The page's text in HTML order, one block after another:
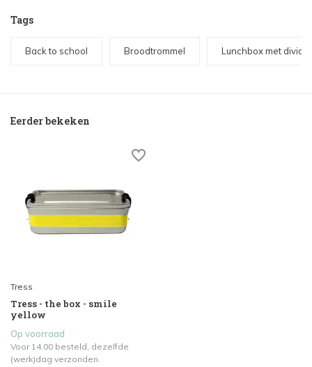
Tags
Back to school Broodtrommel Lunchbox met divider
Eerder bekeken
Tress
Tress - the box - smile
yellow
Op voorraad
Voor 14.00 besteld, dezelfde
(werk)dag verzonden.